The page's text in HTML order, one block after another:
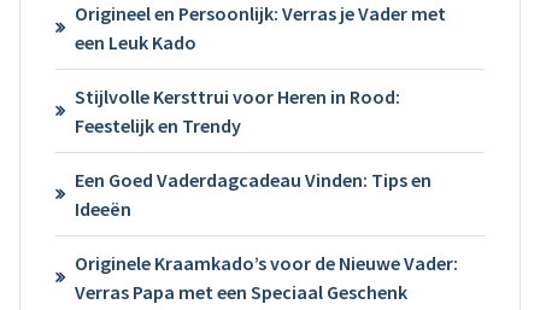
Origineel en Persoonlijk: Verras je Vader met
een Leuk Kado
Stijlvolle Kersttrui voor Heren in Rood:
Feestelijk en Trendy
Een Goed Vaderdagcadeau Vinden: Tips en
Ideeën
Originele Kraamkado’s voor de Nieuwe Vader:
Verras Papa met een Speciaal Geschenk